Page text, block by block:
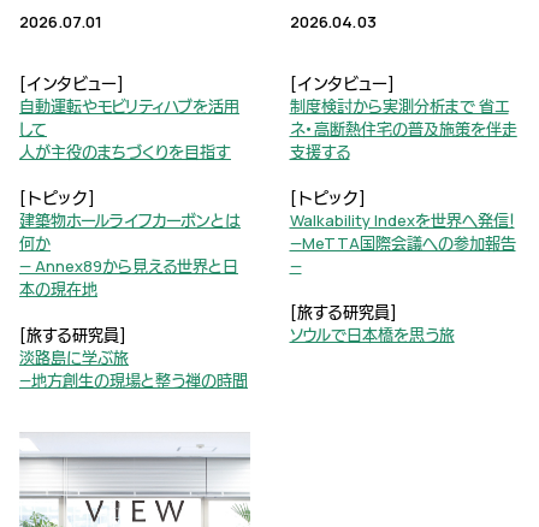
2026.07.01
[インタビュー]
自動運転やモビリティハブを活用
して
人が主役のまちづくりを目指す
[トピック]
建築物ホールライフカーボンとは
何か
— Annex89から見える世界と日
本の現在地
[旅する研究員]
淡路島に学ぶ旅
—地方創生の現場と整う禅の時間
2026.04.03
[インタビュー]
制度検討から実測分析まで 省エ
ネ・高断熱住宅の普及施策を伴走
支援する
[トピック]
Walkability Indexを世界へ発信！
—MeTTA国際会議への参加報告
—
[旅する研究員]
ソウルで日本橋を思う旅